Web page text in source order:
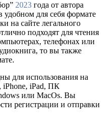
2023 года от автора
удобном для себя формате
на сайте легального
подходят для чтения
телефонах или
то вы также
для использования на
iPhone, iPad, ПК
или MacOs. Вы
регистрации и отправки